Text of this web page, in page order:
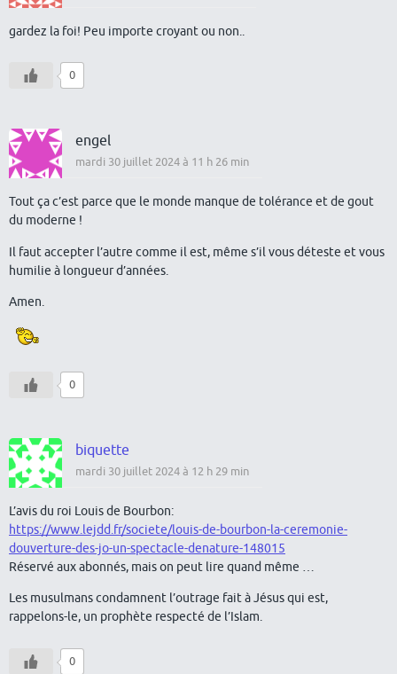
gardez la foi! Peu importe croyant ou non..
0
engel
mardi 30 juillet 2024 à 11 h 26 min
Tout ça c’est parce que le monde manque de tolérance et de gout
du moderne !
Il faut accepter l’autre comme il est, même s’il vous déteste et vous
humilie à longueur d’années.
Amen.
0
biquette
mardi 30 juillet 2024 à 12 h 29 min
L’avis du roi Louis de Bourbon:
https://www.lejdd.fr/societe/louis-de-bourbon-la-ceremonie-
douverture-des-jo-un-spectacle-denature-148015
Réservé aux abonnés, mais on peut lire quand même …
Les musulmans condamnent l’outrage fait à Jésus qui est,
rappelons-le, un prophète respecté de l’Islam.
0